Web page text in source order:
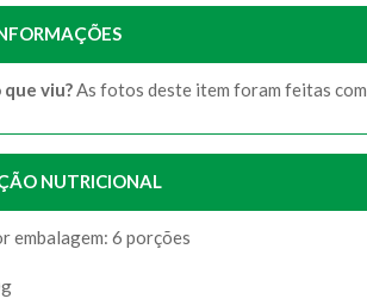
viu?As fotos deste item foram feitas
NUTRICIONAL
embalagem: 6 porções